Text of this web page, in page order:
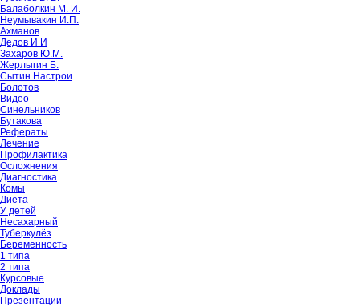
Балаболкин М. И.
Неумывакин И.П.
Ахманов
Дедов И И
Захаров Ю.М.
Жерлыгин Б.
Сытин Настрои
Болотов
Видео
Синельников
Бутакова
Рефераты
Лечение
Профилактика
Осложнения
Диагностика
Комы
Диета
У детей
Несахарный
Туберкулёз
Беременность
1 типа
2 типа
Курсовые
Доклады
Презентации